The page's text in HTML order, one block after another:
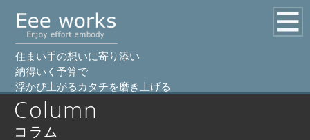
住まい手の想いに寄り添い
納得いく予算で
浮かび上がるカタチを磨き上げる
Column
コラム